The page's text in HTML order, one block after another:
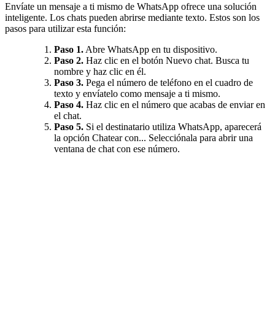
Envíate un mensaje a ti mismo de WhatsApp ofrece una solución
inteligente. Los chats pueden abrirse mediante texto. Estos son los
pasos para utilizar esta función:
Paso 1. Abre WhatsApp en tu dispositivo.
Paso 2. Haz clic en el botón Nuevo chat. Busca tu
nombre y haz clic en él.
Paso 3. Pega el número de teléfono en el cuadro de
texto y envíatelo como mensaje a ti mismo.
Paso 4. Haz clic en el número que acabas de enviar en
el chat.
Paso 5. Si el destinatario utiliza WhatsApp, aparecerá
la opción Chatear con... Selecciónala para abrir una
ventana de chat con ese número.